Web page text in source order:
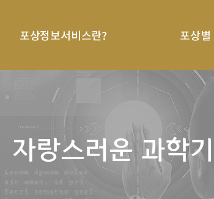
포상정보서비스란? 포상별
자랑스러운 과학